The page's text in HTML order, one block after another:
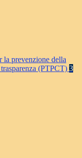
la prevenzione della
(PTPCT) 3